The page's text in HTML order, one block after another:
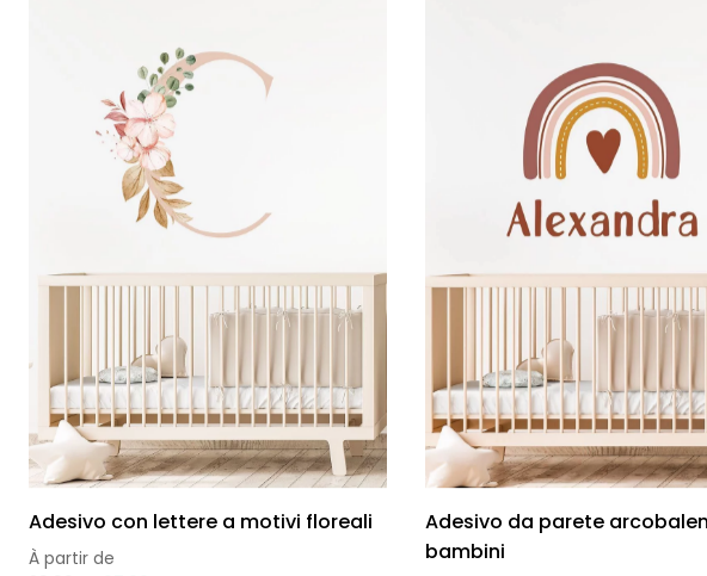
Adesivo con lettere a motivi floreali
À partir de
Adesivo da parete
bambini